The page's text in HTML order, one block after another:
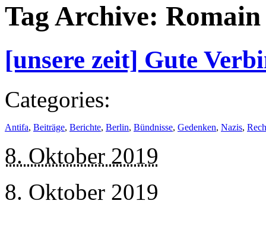
Tag Archive:
[unsere zeit] Gute
Categories:
Antifa, Beiträge, Berichte, Berlin, Bündnisse, Gedenken, Nazis,
8. Oktober 2019
8. Oktober 2019